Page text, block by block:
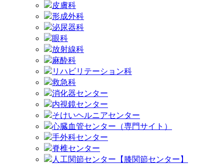
皮膚科
形成外科
泌尿器科
眼科
放射線科
麻酔科
リハビリテーション科
救急科
消化器センター
内視鏡センター
そけいヘルニアセンター
心臓血管センター（専門サイト）
手外科センター
脊椎センター
人工関節センター【膝関節センター】